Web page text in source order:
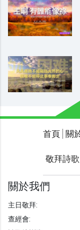
關於我們
光明週刊
首頁 關
敬拜詩歌
關於我們
主日敬拜:
查經會: